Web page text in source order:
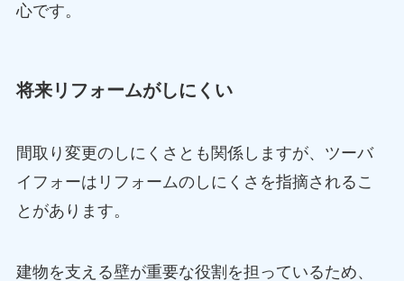
心です。
将来リフォームがしにくい
間取り変更のしにくさとも関係しますが、ツーバ
イフォーはリフォームのしにくさを指摘されるこ
とがあります。
建物を支える壁が重要な役割を担っているため、